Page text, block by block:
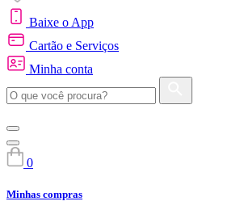
Baixe o App
Cartão e Serviços
Minha conta
0
Minhas compras